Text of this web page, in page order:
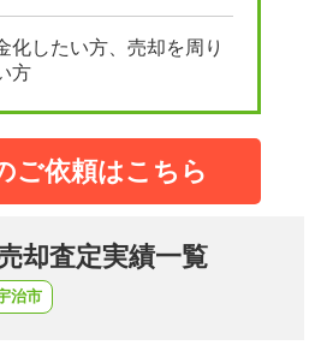
化したい方、売却を周り
方
ご依頼はこちら
却査定実績一覧
治市